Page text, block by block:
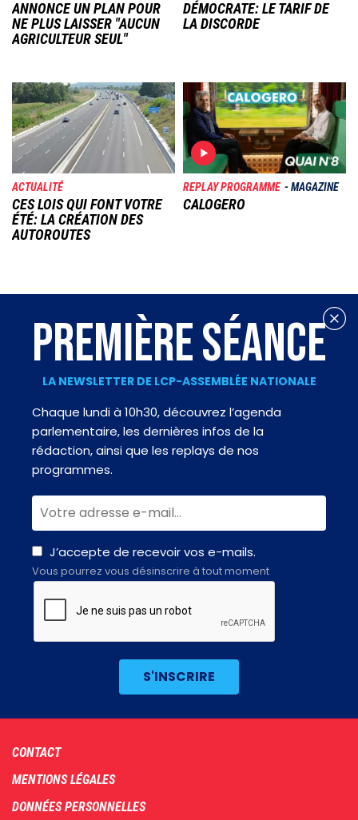
ANNONCE UN PLAN POUR
NE PLUS LAISSER "AUCUN
AGRICULTEUR SEUL"
DÉMOCRATE: LE TARIF DE
LA DISCORDE
Image
ACTUALITÉ
CES LOIS QUI FONT VOTRE
ÉTÉ: LA CRÉATION DES
AUTOROUTES
Image
REPLAY PROGRAMME MAGAZINE
CALOGERO
PREMIÈRE SÉANCE
LA NEWSLETTER DE LCP-ASSEMBLÉE NATIONALE
Chaque lundi à 10h30, découvrez l’agenda
parlementaire, les dernières infos de la
rédaction, ainsi que les replays de nos
programmes.
J’accepte de recevoir vos e-mails.
Vous pourrez vous désinscrire à tout moment
Footer
menu
CONTACT
MENTIONS LÉGALES
DONNÉES PERSONNELLES